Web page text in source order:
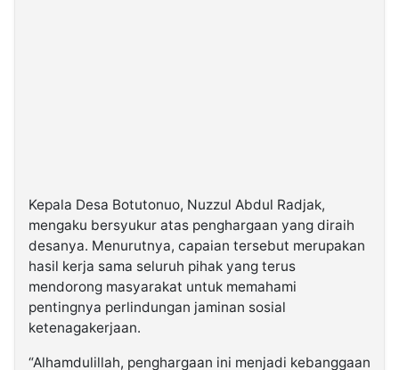
Kepala Desa Botutonuo, Nuzzul Abdul Radjak,
mengaku bersyukur atas penghargaan yang diraih
desanya. Menurutnya, capaian tersebut merupakan
hasil kerja sama seluruh pihak yang terus
mendorong masyarakat untuk memahami
pentingnya perlindungan jaminan sosial
ketenagakerjaan.
“Alhamdulillah, penghargaan ini menjadi kebanggaan